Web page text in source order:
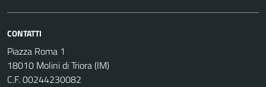
CONTATTI
Piazza Roma 1
18010 Molini di Triora (IM)
C.F. 00244230082